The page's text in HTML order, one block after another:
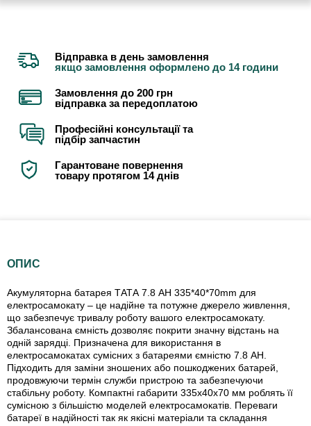
Відправка в день замовлення
якщо замовлення оформлено до 14 години
Замовлення до 200 грн
відправка за передоплатою
Професійні консультації та
підбір запчастин
Гарантоване повернення
товару протягом 14 днів
ОПИС
Акумуляторна батарея TАТА 7.8 AH 335*40*70mm для
електросамокату – це надійне та потужне джерело живлення,
що забезпечує тривалу роботу вашого електросамокату.
Збалансована ємність дозволяє покрити значну відстань на
одній зарядці. Призначена для використання в
електросамокатах сумісних з батареями ємністю 7.8 AH.
Підходить для заміни зношених або пошкоджених батарей,
продовжуючи термін служби пристрою та забезпечуючи
стабільну роботу. Компактні габарити 335х40х70 мм роблять її
сумісною з більшістю моделей електросамокатів. Переваги
батареї в надійності так як якісні матеріали та складання